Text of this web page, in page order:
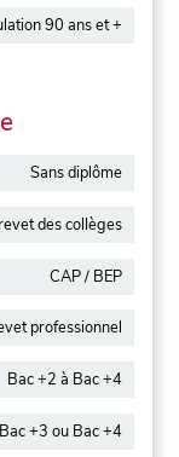
90 ans et +
Sans diplôme
des collèges
CAP / BEP
professionnel
Bac +2 à Bac +4
Bac +3 ou Bac +4